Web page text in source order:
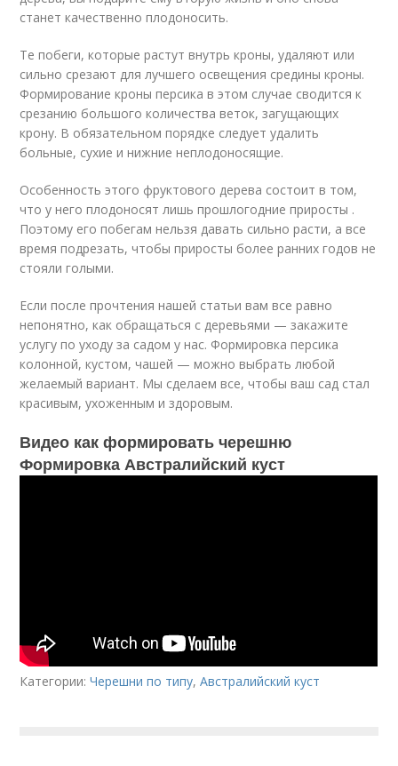
станет качественно плодоносить.
Те побеги, которые растут внутрь кроны, удаляют или
сильно срезают для лучшего освещения средины кроны.
Формирование кроны персика в этом случае сводится к
срезанию большого количества веток, загущающих
крону. В обязательном порядке следует удалить
больные, сухие и нижние неплодоносящие.
Особенность этого фруктового дерева состоит в том,
что у него плодоносят лишь прошлогодние приросты .
Поэтому его побегам нельзя давать сильно расти, а все
время подрезать, чтобы приросты более ранних годов не
стояли голыми.
Если после прочтения нашей статьи вам все равно
непонятно, как обращаться с деревьями — закажите
услугу по уходу за садом у нас. Формировка персика
колонной, кустом, чашей — можно выбрать любой
желаемый вариант. Мы сделаем все, чтобы ваш сад стал
красивым, ухоженным и здоровым.
Видео как формировать черешню
Формировка Австралийский куст
Категории:Черешни по типу,Австралийский куст